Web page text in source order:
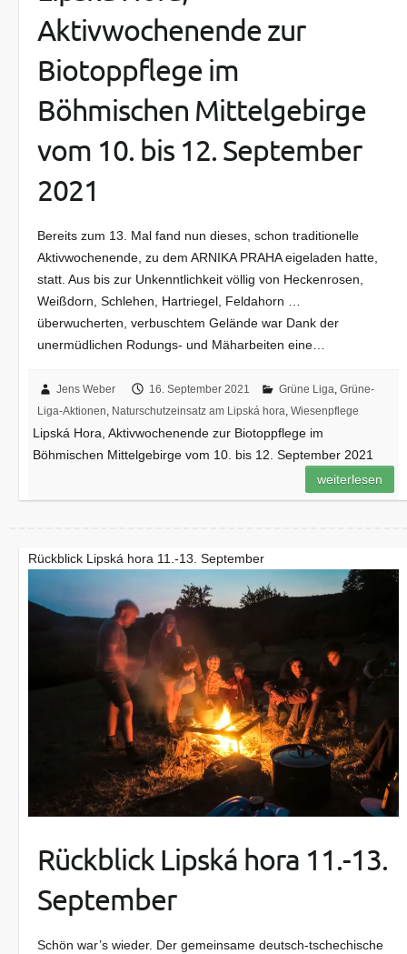
Aktivwochenende zur
Biotoppflege im
Böhmischen Mittelgebirge
vom 10. bis 12. September
2021
Bereits zum 13. Mal fand nun dieses, schon traditionelle
Aktivwochenende, zu dem ARNIKA PRAHA eigeladen hatte,
statt. Aus bis zur Unkenntlichkeit völlig von Heckenrosen,
Weißdorn, Schlehen, Hartriegel, Feldahorn …
überwucherten, verbuschtem Gelände war Dank der
unermüdlichen Rodungs- und Mäharbeiten eine…
Jens Weber 16. September 2021 Grüne Liga,Grüne-
Liga-Aktionen, Naturschutzeinsatz am Lipská hora,Wiesenpflege
Lipská Hora, Aktivwochenende zur Biotoppflege im
Böhmischen Mittelgebirge vom 10. bis 12. September 2021
weiterlesen
Rückblick Lipská hora 11.-13. September
Rückblick Lipská hora 11.-13.
September
Schön war’s wieder. Der gemeinsame deutsch-tschechische